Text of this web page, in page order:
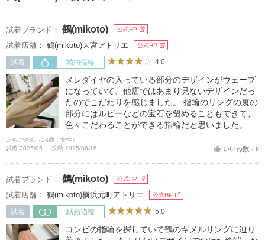
試着ブランド： 鶴(mikoto) 公式HP
試着店舗： 鶴(mikoto)大宮アトリエ 公式HP
試着 婚約指輪 4.0
メレダイヤの入っている部分のデザインがウェーブ
になっていて、他店ではあまり見ないデザインだっ
たのでこだわりを感じました。 指輪のリングの裏の
部分にはルビーなどの宝石を留めることもできて、
色々こだわることができる指輪だと思いました。
いちごさん（26歳・女性）
試着 2025/05
投稿 2025/06/16 いいね数：0
試着ブランド： 鶴(mikoto) 公式HP
試着店舗： 鶴(mikoto)横浜元町アトリエ 公式HP
試着 結婚指輪 5.0
コンビの指輪を探していて鶴のギメルリングに辿り